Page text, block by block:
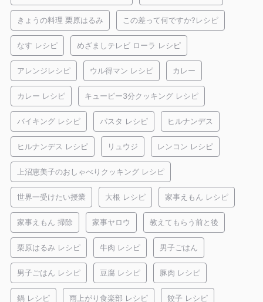
きょうの料理 栗原はるみ この差って何ですか?レシピ
なす レシピ めざましテレビ ローラ レシピ
アレンジレシピ ウル得マン レシピ カレー
カレー レシピ キューピー3分クッキング レシピ
バイキング レシピ パスタ レシピ ヒルナンデス
ヒルナンデス レシピ リュウジ レンコン レシピ
上沼恵美子のおしゃべりクッキング レシピ
世界一受けたい授業 大根 レシピ 家事えもん レシピ
家事えもん 掃除 家事ヤロウ 教えてもらう前と後
栗原はるみ レシピ 牛肉 レシピ 男子ごはん
男子ごはん レシピ 豆腐 レシピ 豚肉 レシピ
鍋 レシピ 雨上がり食楽部 レシピ 餃子 レシピ